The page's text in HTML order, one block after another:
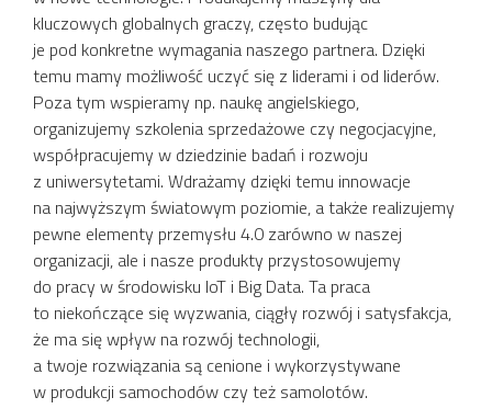
kluczowych globalnych graczy, często budując
je pod konkretne wymagania naszego partnera. Dzięki
temu mamy możliwość uczyć się z liderami i od liderów.
Poza tym wspieramy np. naukę angielskiego,
organizujemy szkolenia sprzedażowe czy negocjacyjne,
współpracujemy w dziedzinie badań i rozwoju
z uniwersytetami. Wdrażamy dzięki temu innowacje
na najwyższym światowym poziomie, a także realizujemy
pewne elementy przemysłu 4.0 zarówno w naszej
organizacji, ale i nasze produkty przystosowujemy
do pracy w środowisku IoT i Big Data. Ta praca
to niekończące się wyzwania, ciągły rozwój i satysfakcja,
że ma się wpływ na rozwój technologii,
a twoje rozwiązania są cenione i wykorzystywane
w produkcji samochodów czy też samolotów.